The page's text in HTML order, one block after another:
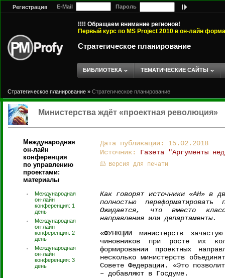
Регистрация E-Mail Пароль
!!!! Обращаем внимание регионов!
Первый курс по MS Project 2010 в он-лайн
Стратегическое планирование
БИБЛИОТЕКА ТЕМАТИЧЕСКИЕ САЙТЫ
Стратегическое планирование » Стратегическое планирование
Министерства ждёт «проектная революция»
Международная
он-лайн
конференция
по управлению
проектами:
материалы
Международная
он-лайн
конференция: 1
день
Международная
он-лайн
конференция: 2
день
Международная
он-лайн
конференция: 3
день
Дата публикации: 15.02.2018
Источник: Газета "Аргументы
Версия для печати
Как говорят источники «АН» в
полностью
Ожидается, что вместо
направления или департаменты.
«ФУНКЦИИ министерств
чиновников при росте их
формировании проектных
несколько министерств
Совете Федерации. «Это
– добавляют в Госдуме.